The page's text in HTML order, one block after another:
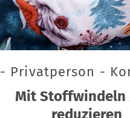
- Privatperson -
Mit Stoffwindeln
reduzieren